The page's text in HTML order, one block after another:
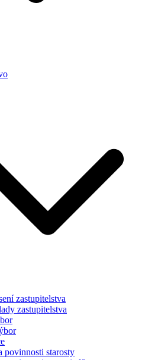
zastupitelstva
zastupitelstva
povinnosti starosty